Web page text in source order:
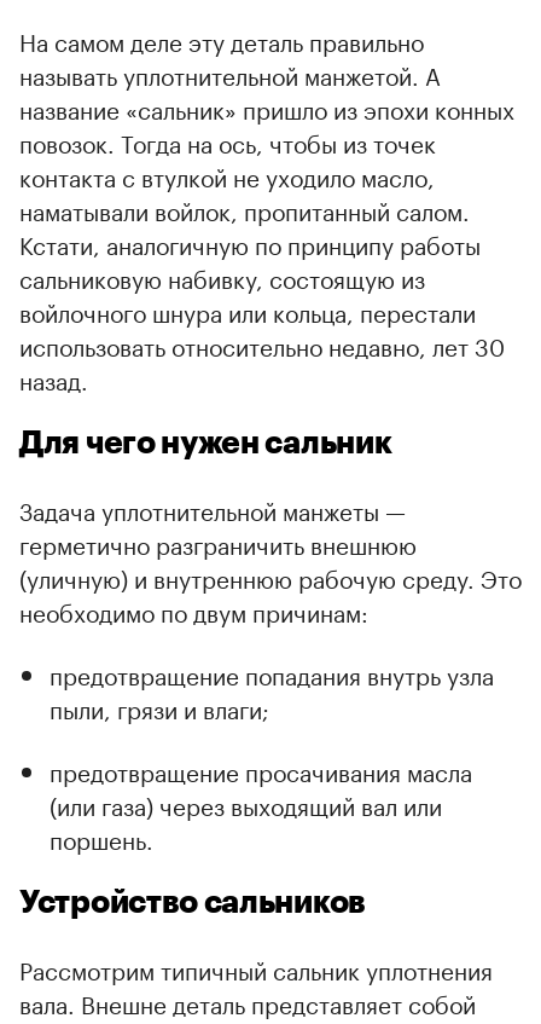
00:00 / 00:00
На самом деле эту деталь правильно
называть уплотнительной манжетой. А
название «сальник» пришло из эпохи конных
повозок. Тогда на ось, чтобы из точек
контакта с втулкой не уходило масло,
наматывали войлок, пропитанный салом.
Кстати, аналогичную по принципу работы
сальниковую набивку, состоящую из
войлочного шнура или кольца, перестали
использовать относительно недавно, лет 30
назад.
Для чего нужен сальник
Задача уплотнительной манжеты —
герметично разграничить внешнюю
(уличную) и внутреннюю рабочую среду. Это
необходимо по двум причинам:
предотвращение попадания внутрь узла
пыли, грязи и влаги;
предотвращение просачивания масла
(или газа) через выходящий вал или
поршень.
Устройство сальников
Рассмотрим типичный сальник уплотнения
вала. Внешне деталь представляет собой